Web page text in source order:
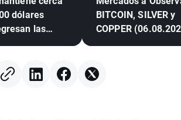
dólares
las
BITCOIN, SILVER y
COPPER